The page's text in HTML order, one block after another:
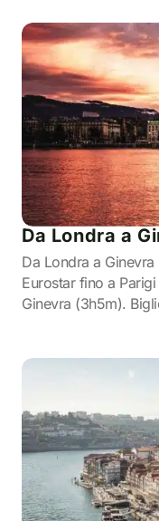
Da Londra a
Da Londra a
Eurostar fino a
Ginevra (3h5m).